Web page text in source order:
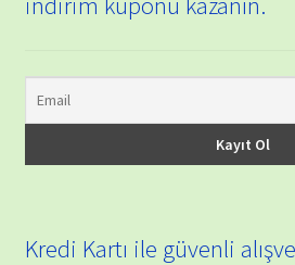
Kredi Kartı ile güvenli